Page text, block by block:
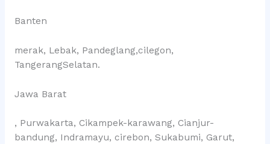
Banten
merak, Lebak, Pandeglang,cilegon,
TangerangSelatan.
Jawa Barat
, Purwakarta, Cikampek-karawang, Cianjur-
bandung, Indramayu, cirebon, Sukabumi, Garut,